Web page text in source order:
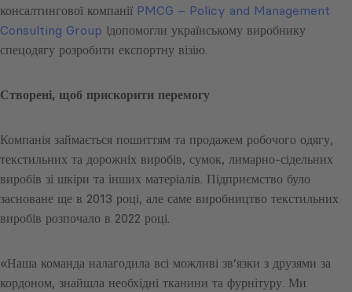
консалтингової компанії PMCG – Policy and Management
Consulting Group lдопомогли українському виробнику
спецодягу розробити експортну візію.
Створені, щоб прискорити перемогу
Компанія займається пошиттям та продажем робочого одягу,
текстильних та дорожніх виробів, сумок, лимарно-сідельних
виробів зі шкіри та інших матеріалів. Підприємство було
засноване ще в 2013 році, але саме виробництво текстильних
виробів розпочало в 2022 році.
«Наша команда налагодила всі можливі зв’язки з друзями за
кордоном, знайшла необхідні тканини та фурнітуру. Ми